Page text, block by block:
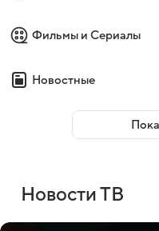
Фильмы и Сериалы
Новостные
Новости ТВ